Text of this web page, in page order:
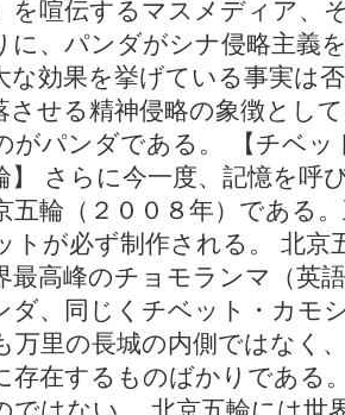
を喧伝するマスメディア、
に、パンダがシナ侵略主義
な効果を挙げている事実は
させる精神侵略の象徴とし
がパンダである。 【チベ
】 さらに今一度、記憶を呼
五輪（２００８年）である
トが必ず制作される。 北京
最高峰のチョモランマ（英
ダ、同じくチベット・カモ
万里の長城の内側ではなく
存在するものばかりである
ではない。 北京五輪には世